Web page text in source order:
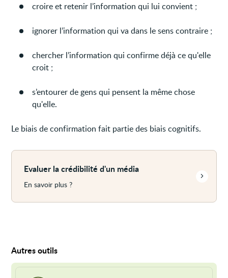
croire et retenir l’information qui lui convient ;
ignorer l’information qui va dans le sens contraire ;
chercher l’information qui confirme déjà ce qu'elle
croit ;
s’entourer de gens qui pensent la même chose
qu'elle.
Le biais de confirmation fait partie des biais cognitifs.
Voir
Evaluer la crédibilité d'un média
En savoir plus ?
Autres outils
Comment